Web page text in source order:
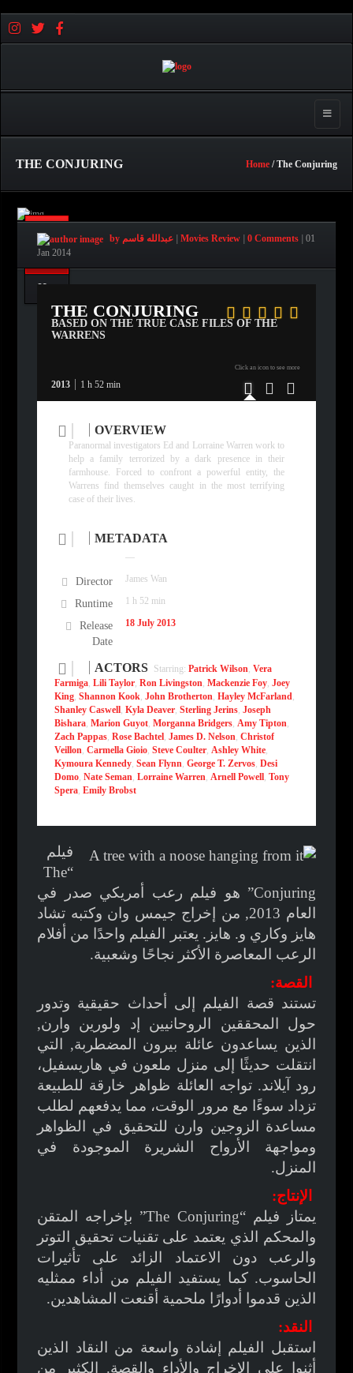
Toggle
THE CONJURING Home / The Conjuring
Jan
01
by عبدالله قاسم Movies Review 0 Comments
01
Jan 2014
THE CONJURING
BASED ON THE TRUE CASE FILES OF THE
WARRENS
2013 1 h 52 min
Click an icon to see more
OVERVIEW
Paranormal investigators Ed and Lorraine Warren work to
help a family terrorized by a dark presence in their
farmhouse. Forced to confront a powerful entity, the
Warrens find themselves caught in the most terrifying
case of their lives.
METADATA
—
Director James Wan
Runtime 1 h 52 min
Release
Date
18 July 2013
ACTORS Starring: Patrick Wilson Vera
Farmiga Lili Taylor Ron Livingston Mackenzie Foy Joey
King Shannon Kook John Brotherton Hayley McFarland
Shanley Caswell Kyla Deaver Sterling Jerins Joseph
Bishara Marion Guyot Morganna Bridgers Amy Tipton
Zach Pappas Rose Bachtel James D. Nelson Christof
Veillon Carmella Gioio Steve Coulter Ashley White
Kymoura Kennedy Sean Flynn George T. Zervos Desi
Domo Nate Seman Lorraine Warren Arnell Powell Tony
Spera Emily Brobst
فيلم
“The
Conjuring” هو فيلم رعب أمريكي صدر في
العام 2013, من إخراج جيمس وان وكتبه تشاد
هايز وكاري و. هايز. يعتبر الفيلم واحدًا من أفلام
الرعب المعاصرة الأكثر نجاحًا وشعبية.
القصة:
تستند قصة الفيلم إلى أحداث حقيقية وتدور
حول المحققين الروحانيين إد ولورين وارن,
الذين يساعدون عائلة بيرون المضطربة, التي
انتقلت حديثًا إلى منزل ملعون في هاريسفيل،
رود آيلاند. تواجه العائلة ظواهر خارقة للطبيعة
تزداد سوءًا مع مرور الوقت، مما يدفعهم لطلب
مساعدة الزوجين وارن للتحقيق في الظواهر
ومواجهة الأرواح الشريرة الموجودة في
المنزل.
الإنتاج:
يمتاز فيلم “The Conjuring” بإخراجه المتقن
والمحكم الذي يعتمد على تقنيات تحقيق التوتر
والرعب دون الاعتماد الزائد على تأثيرات
الحاسوب. كما يستفيد الفيلم من أداء ممثليه
الذين قدموا أدوارًا ملحمية أقنعت المشاهدين.
النقد:
استقبل الفيلم إشادة واسعة من النقاد الذين
أثنوا على الإخراج والأداء والقصة. الكثير من